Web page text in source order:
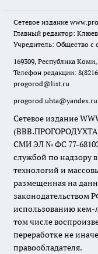
Сетевое издание
Главный редактор:
Учредитель: Общество с
169309, Республика
Телефон редакции:
progorod@list.ru
progorod.uhta@yandex.ru
Сетевое издание
СМИ ЭЛ № ФС 77-68102
службой по надзору
технологий и
размещенная на
законодательством
использованию кем-
том числе
переработке не
правообладателя.